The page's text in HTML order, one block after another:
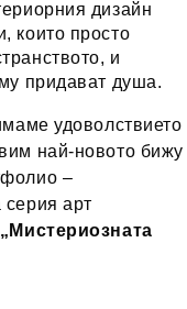
дизайн
които просто
и
придават душа.
удоволствието
най-новото бижу
–
серия арт